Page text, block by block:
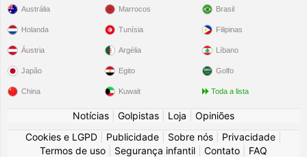
Austrália
Holanda
Áustria
Japão
China
Marrocos
Tunísia
Argélia
Egito
Kuwait
Brasil
Filipinas
Líbano
Golfo
Toda a lista
Notícias Golpistas Loja
Opiniões
Cookies e LGPD
Publicidade Sobre nós Privacidade
Termos de uso
Segurança infantil Contato FAQ